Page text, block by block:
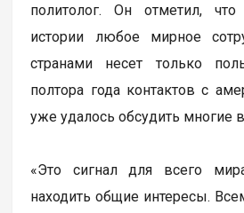
политолог. Он отметил,
истории любое мирное
странами несет только
полтора года контактов с
уже удалось обсудить многие
«Это сигнал для всего
находить общие интересы.